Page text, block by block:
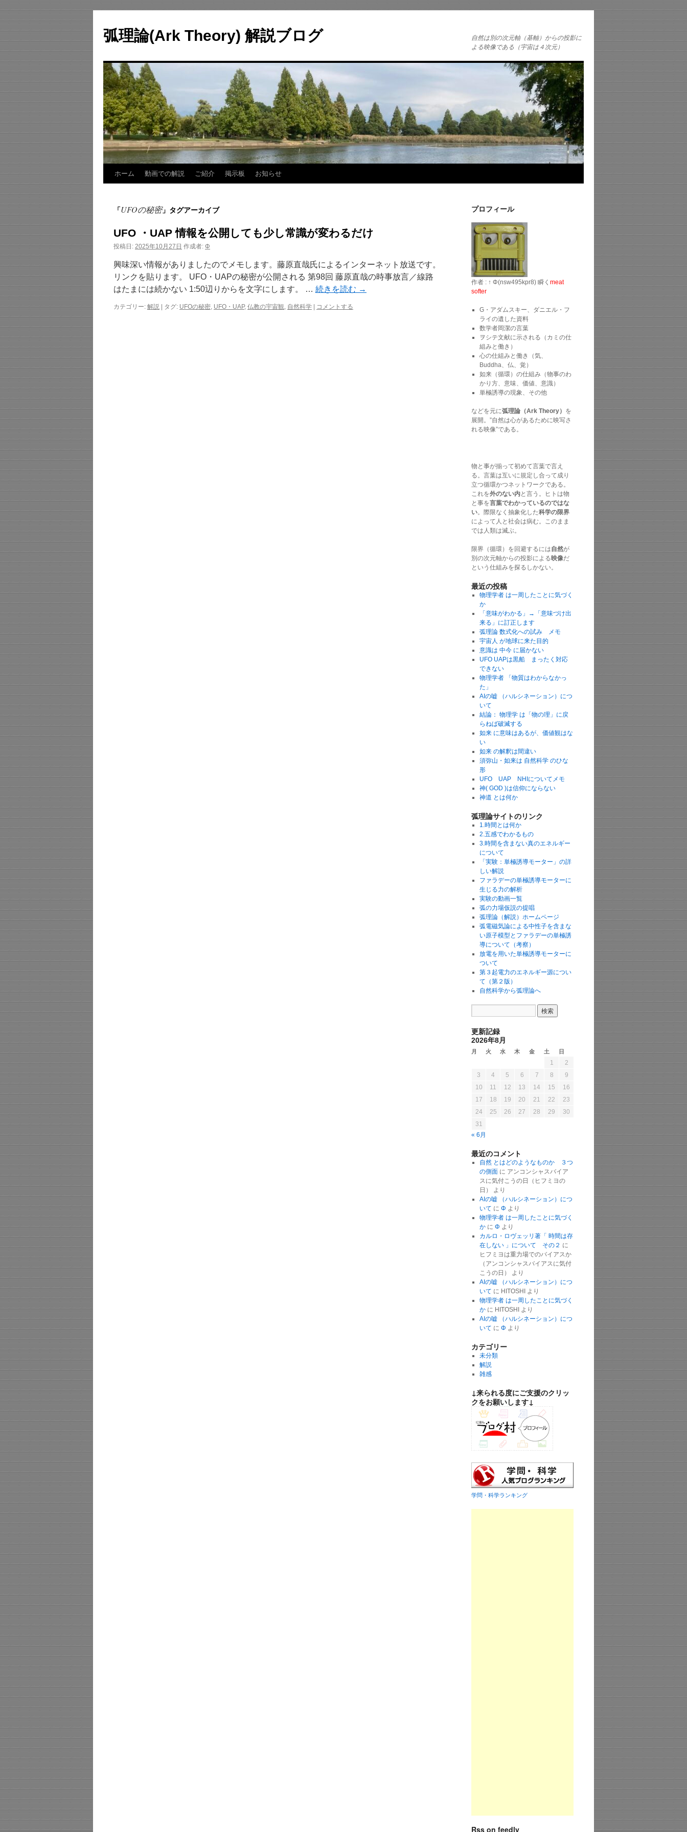
テ
ン
へ
ス
キ
ッ
プ
弧理論(Ark Theory) 解説ブログ
自然は別の次元軸（基軸）からの投影に
よる映像である（宇宙は４次元）
ホーム 動画での解説 ご紹介 掲示板 お知らせ
「UFOの秘密」タグアーカイブ
UFO ・UAP 情報を公開しても少し常識が変わるだけ
投稿日: 2025年10月27日 作成者: Φ
興味深い情報がありましたのでメモします。藤原直哉氏によるインターネット放送です。
リンクを貼ります。 UFO・UAPの秘密が公開される 第98回 藤原直哉の時事放言／線路
はたまには続かない 1:50辺りからを文字にします。 … 続きを読む →
カテゴリー: 解説 タグ: UFOの秘密, UFO・UAP, 仏教の宇宙観, 自然科学 コメントする
プロフィール
作者 : ↑ Φ(nsw495kpr8) 瞬く meat
softer
G・アダムスキー、ダニエル・フ
ライの遺した資料
数学者岡潔の言葉
ヲシテ文献に示される（カミの仕
組みと働き）
心の仕組みと働き（気、
Buddha、仏、覚）
如来（循環）の仕組み（物事のわ
かり方、意味、価値、意識）
単極誘導の現象、その他
などを元に弧理論（Ark Theory） を
展開。”自然は心があるために映写さ
れる映像”である。
物と事が揃って初めて言葉で言え
る。言葉は互いに規定し合って成り
立つ循環かつネットワークである。
これを外のない内と言う。ヒトは物
と事を言葉でわかっているのではな
い。際限なく抽象化した科学の限界
によって人と社会は病む。このまま
では人類は滅ぶ。
限界（循環）を回避するには自然が
別の次元軸からの投影による映像だ
という仕組みを探るしかない。
最近の投稿
物理学者 は一周したことに気づく
か
「意味がわかる」→「意味づけ出
来る」に訂正します
弧理論 数式化への試み メモ
宇宙人 が地球に来た目的
意識は 中今 に届かない
UFO UAPは黒船 まったく対応
できない
物理学者 「物質はわからなかっ
た」
AIの嘘 （ハルシネーション）につ
いて
結論： 物理学 は「物の理」に戻
らねば破滅する
如来 に意味はあるが、価値観はな
い
如来 の解釈は間違い
須弥山・如来は 自然科学 のひな
形
UFO UAP NHIについてメモ
神( GOD )は信仰にならない
神道 とは何か
弧理論サイトのリンク
1.時間とは何か
2.五感でわかるもの
3.時間を含まない真のエネルギー
について
「実験：単極誘導モーター」の詳
しい解説
ファラデーの単極誘導モーターに
生じる力の解析
実験の動画一覧
弧の力場仮説の提唱
弧理論（解説）ホームページ
弧電磁気論による中性子を含まな
い原子模型とファラデーの単極誘
導について（考察）
放電を用いた単極誘導モーターに
ついて
第３起電力のエネルギー源につい
て（第２版）
自然科学から弧理論へ
更新記録
2026年8月
月 火 水 木 金 土 日
1
2
3
4 5 6 7 8
9
10
11 12 13 14 15
16
17
18 19 20 21 22
23
24
25 26 27 28 29
30
31
« 6月
最近のコメント
自然 とはどのようなものか ３つ
の側面に アンコンシャスバイア
スに気付こうの日（ヒフミヨの
日）
より
AIの嘘 （ハルシネーション）につ
いて に Φ より
物理学者 は一周したことに気づく
かに Φ より
カルロ・ロヴェッリ著「 時間は存
在しない 」について その２ に
ヒフミヨは重力場でのバイアスか
（アンコンシャスバイアスに気付
こうの日）
より
AIの嘘 （ハルシネーション）につ
いて に HITOSHI
より
物理学者 は一周したことに気づく
かに HITOSHI
より
AIの嘘 （ハルシネーション）につ
いて に Φ より
カテゴリー
未分類
解説
雑感
↓来られる度にご支援のクリッ
クをお願いします↓
学問・科学ランキング
Rss on feedly